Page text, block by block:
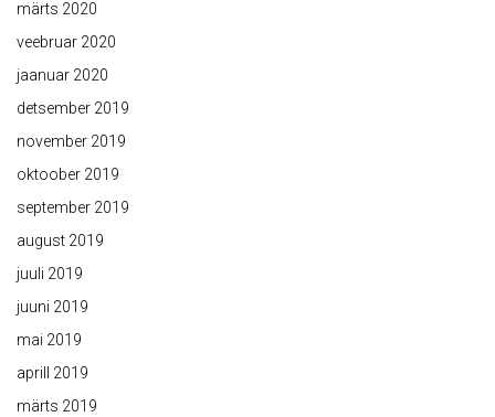
märts 2020
veebruar 2020
jaanuar 2020
detsember 2019
november 2019
oktoober 2019
september 2019
august 2019
juuli 2019
juuni 2019
mai 2019
aprill 2019
märts 2019